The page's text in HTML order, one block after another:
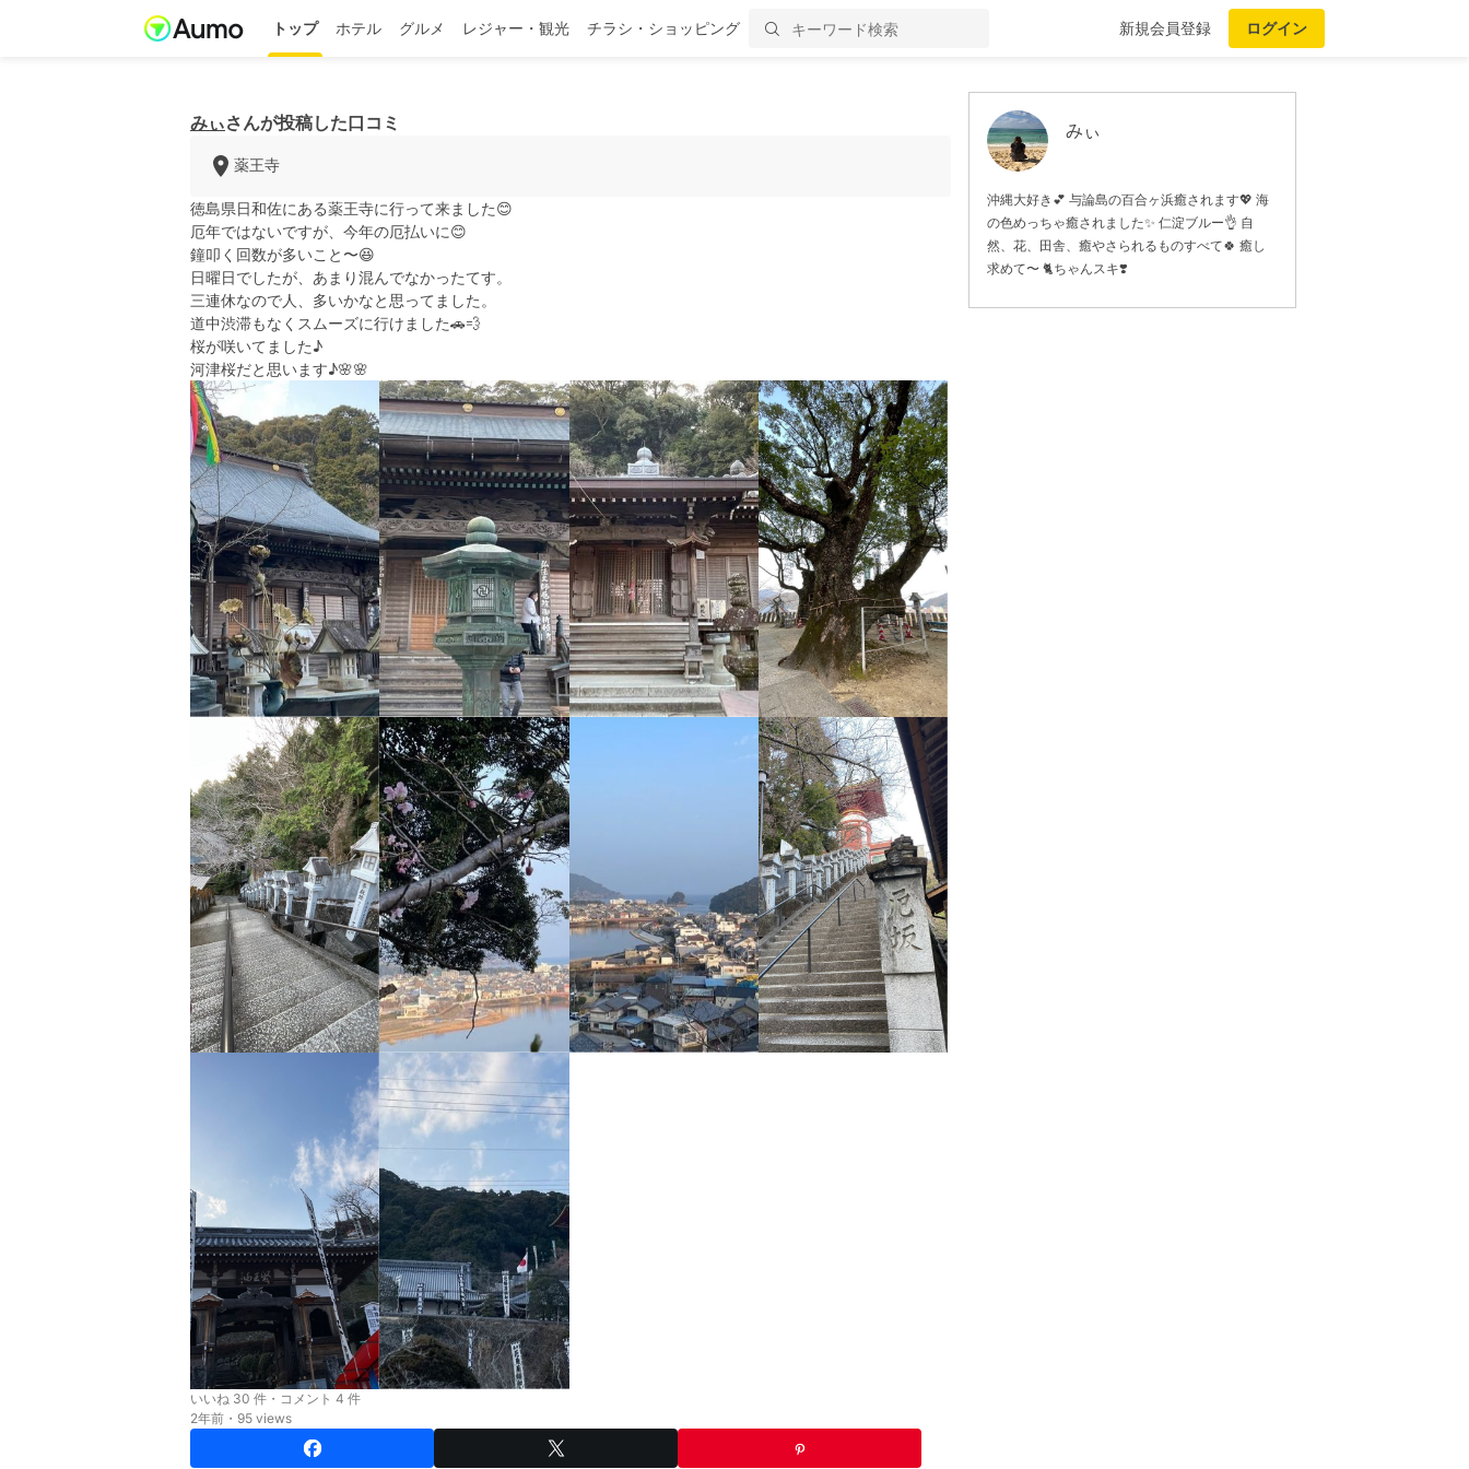
トップ ホテル グルメ レジャー・観光 チラシ・ショッピング 新規会員登録 ログイン
みぃさんが投稿した口コミ
薬王寺
徳島県日和佐にある薬王寺に行って来ました😊
厄年ではないですが、今年の厄払いに😊
鐘叩く回数が多いこと〜😆
日曜日でしたが、あまり混んでなかったてす。
三連休なので人、多いかなと思ってました。
道中渋滞もなくスムーズに行けました🚗💨
桜が咲いてました♪
河津桜だと思います♪🌸🌸
いいね 30 件・コメント 4 件
2年前・95 views
みぃ
沖縄大好き💕 与論島の百合ヶ浜癒されます💖 海
の色めっちゃ癒されました✨ 仁淀ブルー👌 自
然、花、田舎、癒やさられるものすべて🍀 癒し
求めて〜 🐈ちゃんスキ❣️